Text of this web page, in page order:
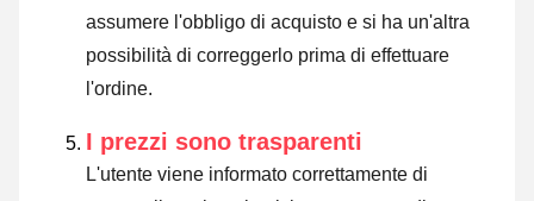
assumere l'obbligo di acquisto e si ha un'altra
possibilità di correggerlo prima di effettuare
l'ordine.
I prezzi sono trasparenti
L'utente viene informato correttamente di